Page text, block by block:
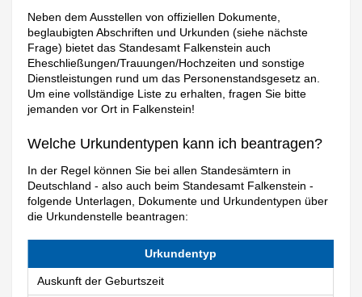
Neben dem Ausstellen von offiziellen Dokumente,
beglaubigten Abschriften und Urkunden (siehe nächste
Frage) bietet das Standesamt Falkenstein auch
Eheschließungen/Trauungen/Hochzeiten und sonstige
Dienstleistungen rund um das Personenstandsgesetz an.
Um eine vollständige Liste zu erhalten, fragen Sie bitte
jemanden vor Ort in Falkenstein!
Welche Urkundentypen kann ich beantragen?
In der Regel können Sie bei allen Standesämtern in
Deutschland - also auch beim Standesamt Falkenstein -
folgende Unterlagen, Dokumente und Urkundentypen über
die Urkundenstelle beantragen:
Urkundentyp
Auskunft der Geburtszeit